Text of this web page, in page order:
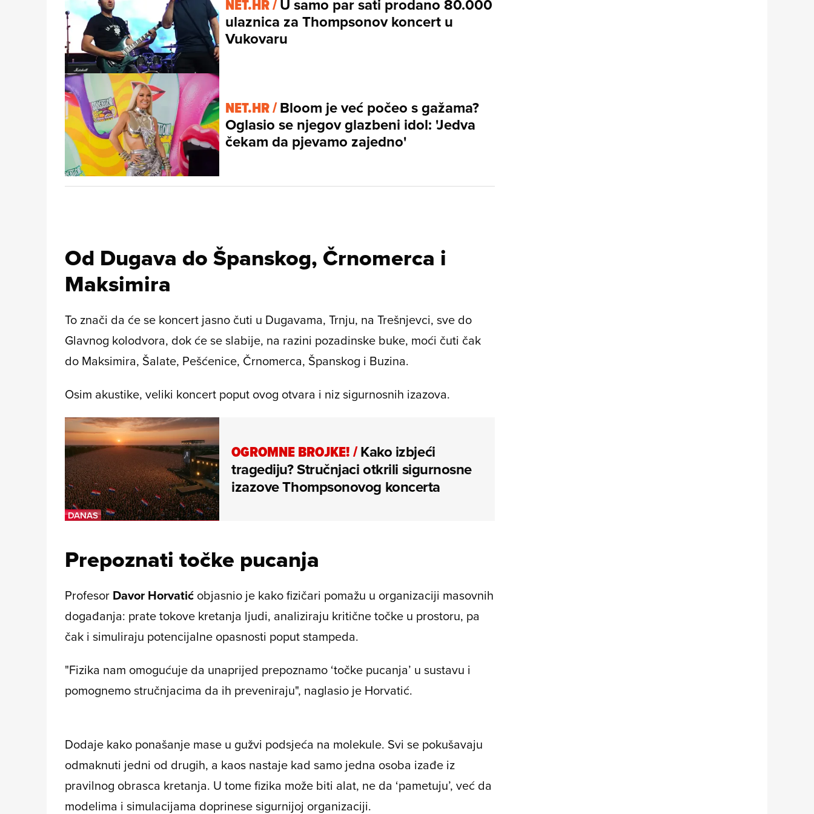
NET.HR /U samo par sati prodano 80.000
ulaznica za Thompsonov koncert u
Vukovaru
NET.HR /Bloom je već počeo s gažama?
Oglasio se njegov glazbeni idol: 'Jedva
čekam da pjevamo zajedno'
Od Dugava do Španskog, Črnomerca i
Maksimira
To znači da će se koncert jasno čuti u Dugavama, Trnju, na Trešnjevci, sve do
Glavnog kolodvora, dok će se slabije, na razini pozadinske buke, moći čuti čak
do Maksimira, Šalate, Pešćenice, Črnomerca, Španskog i Buzina.
Osim akustike, veliki koncert poput ovog otvara i niz sigurnosnih izazova.
OGROMNE BROJKE!/Kako izbjeći
tragediju? Stručnjaci otkrili sigurnosne
izazove Thompsonovog koncerta
Prepoznati točke pucanja
Profesor Davor Horvatić objasnio je kako fizičari pomažu u organizaciji masovnih
događanja: prate tokove kretanja ljudi, analiziraju kritične točke u prostoru, pa
čak i simuliraju potencijalne opasnosti poput stampeda.
"Fizika nam omogućuje da unaprijed prepoznamo ‘točke pucanja’ u sustavu i
pomognemo stručnjacima da ih preveniraju", naglasio je Horvatić.
Dodaje kako ponašanje mase u gužvi podsjeća na molekule. Svi se pokušavaju
odmaknuti jedni od drugih, a kaos nastaje kad samo jedna osoba izađe iz
pravilnog obrasca kretanja. U tome fizika može biti alat, ne da ‘pametuju’, već da
modelima i simulacijama doprinese sigurnijoj organizaciji.